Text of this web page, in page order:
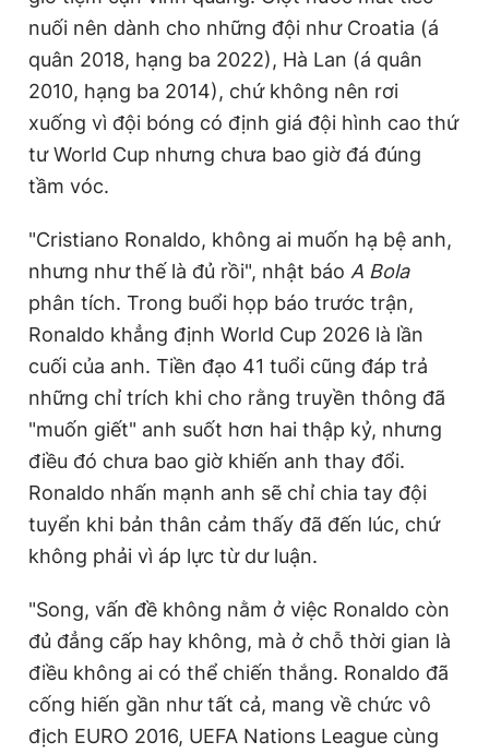
nuối nên dành cho những đội như Croatia (á
quân 2018, hạng ba 2022), Hà Lan (á quân
2010, hạng ba 2014), chứ không nên rơi
xuống vì đội bóng có định giá đội hình cao thứ
tư World Cup nhưng chưa bao giờ đá đúng
tầm vóc.
"Cristiano Ronaldo, không ai muốn hạ bệ anh,
nhưng như thế là đủ rồi", nhật báo A Bola
phân tích. Trong buổi họp báo trước trận,
Ronaldo khẳng định World Cup 2026 là lần
cuối của anh. Tiền đạo 41 tuổi cũng đáp trả
những chỉ trích khi cho rằng truyền thông đã
"muốn giết" anh suốt hơn hai thập kỷ, nhưng
điều đó chưa bao giờ khiến anh thay đổi.
Ronaldo nhấn mạnh anh sẽ chỉ chia tay đội
tuyển khi bản thân cảm thấy đã đến lúc, chứ
không phải vì áp lực từ dư luận.
"Song, vấn đề không nằm ở việc Ronaldo còn
đủ đẳng cấp hay không, mà ở chỗ thời gian là
điều không ai có thể chiến thắng. Ronaldo đã
cống hiến gần như tất cả, mang về chức vô
địch EURO 2016, UEFA Nations League cùng